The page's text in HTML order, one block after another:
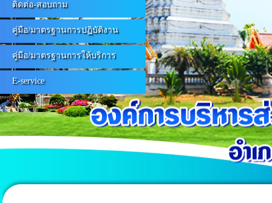
ติดต่อ-สอบถาม
คู่มือ/มาตรฐานการปฏิบัติงาน
คู่มือ/มาตรฐานการให้บริการ
E-service